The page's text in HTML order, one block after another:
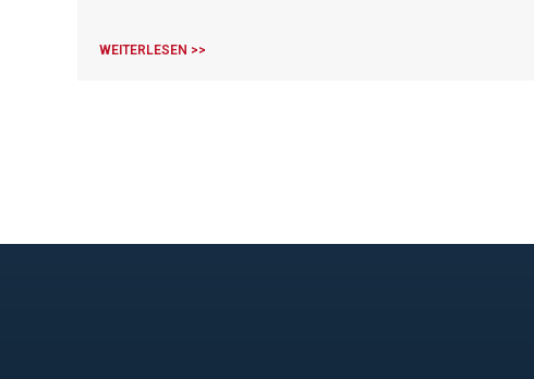
WEITERLESEN >>